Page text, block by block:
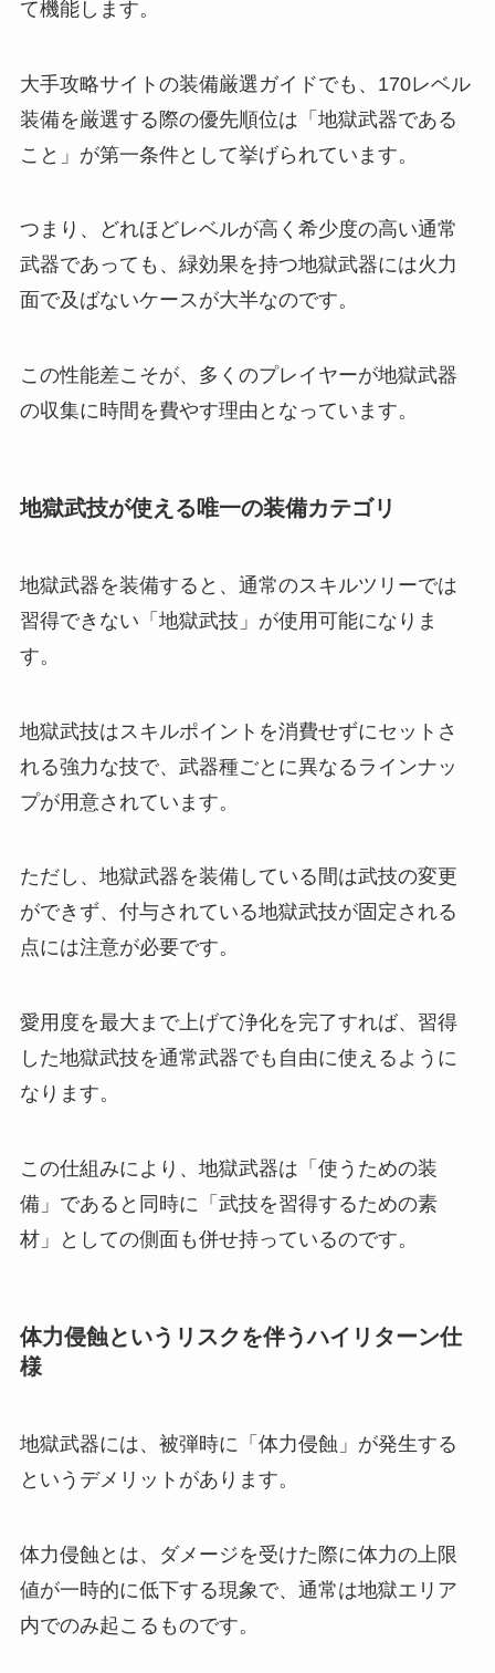
て機能します。
大手攻略サイトの装備厳選ガイドでも、170レベル
装備を厳選する際の優先順位は「地獄武器である
こと」が第一条件として挙げられています。
つまり、どれほどレベルが高く希少度の高い通常
武器であっても、緑効果を持つ地獄武器には火力
面で及ばないケースが大半なのです。
この性能差こそが、多くのプレイヤーが地獄武器
の収集に時間を費やす理由となっています。
地獄武技が使える唯一の装備カテゴリ
地獄武器を装備すると、通常のスキルツリーでは
習得できない「地獄武技」が使用可能になりま
す。
地獄武技はスキルポイントを消費せずにセットさ
れる強力な技で、武器種ごとに異なるラインナッ
プが用意されています。
ただし、地獄武器を装備している間は武技の変更
ができず、付与されている地獄武技が固定される
点には注意が必要です。
愛用度を最大まで上げて浄化を完了すれば、習得
した地獄武技を通常武器でも自由に使えるように
なります。
この仕組みにより、地獄武器は「使うための装
備」であると同時に「武技を習得するための素
材」としての側面も併せ持っているのです。
体力侵蝕というリスクを伴うハイリターン仕
様
地獄武器には、被弾時に「体力侵蝕」が発生する
というデメリットがあります。
体力侵蝕とは、ダメージを受けた際に体力の上限
値が一時的に低下する現象で、通常は地獄エリア
内でのみ起こるものです。